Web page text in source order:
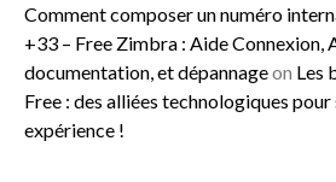
Comment composer un numéro
+33 – Free Zimbra : Aide Connexion,
documentation, et dépannageon Les
Free : des alliées technologiques
expérience !